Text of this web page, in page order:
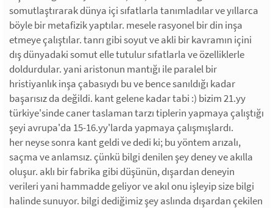
somutlaştırarak dünya içi sıfatlarla tanımladılar ve yıllarca
böyle bir metafizik yaptılar. mesele rasyonel bir din inşa
etmeye çalıştılar. tanrı gibi soyut ve akli bir kavramın içini
dış dünyadaki somut elle tutulur sıfatlarla ve özelliklerle
doldurdular. yani aristonun mantığı ile paralel bir
hristiyanlık inşa çabasıydı bu ve bence sanıldığı kadar
başarısız da değildi. kant gelene kadar tabi :) bizim 21.yy
türkiye'sinde caner taslaman tarzı tiplerin yapmaya çalıştığı
şeyi avrupa'da 15-16.yy'larda yapmaya çalışmışlardı.
her neyse sonra kant geldi ve dedi ki; bu yöntem arızalı,
saçma ve anlamsız. çünkü bilgi denilen şey deney ve akılla
oluşur. aklı bir fabrika gibi düşünün, dışardan deneyin
verileri yani hammadde geliyor ve akıl onu işleyip size bilgi
halinde sunuyor. bilgi dediğimiz şey aslında dışardan çekilen